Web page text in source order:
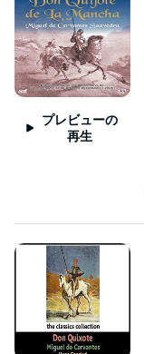
プレビューの
再生